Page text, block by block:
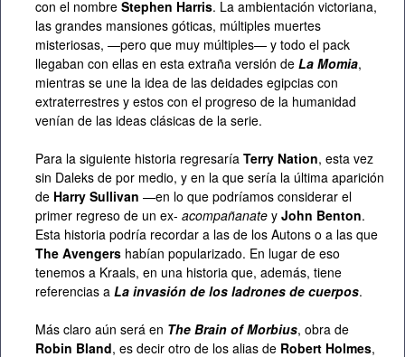
con el nombre Stephen Harris. La ambientación victoriana,
las grandes mansiones góticas, múltiples muertes
misteriosas, —pero que muy múltiples— y todo el pack
llegaban con ellas en esta extraña versión de La Momia,
mientras se une la idea de las deidades egipcias con
extraterrestres y estos con el progreso de la humanidad
venían de las ideas clásicas de la serie.
Para la siguiente historia regresaría Terry Nation, esta vez
sin Daleks de por medio, y en la que sería la última aparición
de Harry Sullivan —en lo que podríamos considerar el
primer regreso de un ex- acompañanate y John Benton.
Esta historia podría recordar a las de los Autons o a las que
The Avengers habían popularizado. En lugar de eso
tenemos a Kraals, en una historia que, además, tiene
referencias a La invasión de los ladrones de cuerpos.
Más claro aún será en The Brain of Morbius, obra de
Robin Bland, es decir otro de los alias de Robert Holmes,